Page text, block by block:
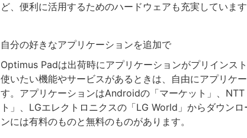
ど、便利に活用するためのハードウェアも充実しています
自分の好きなアプリケーションを追加で
Optimus Padは出荷時にアプリケーションがプリインス
使いたい機能やサービスがあるときは、自由にアプリケ
す。アプリケーションはAndroidの「マーケット」、
ト」、LGエレクトロニクスの「LG World」からダウン
ンには有料のものと無料のものがあります。